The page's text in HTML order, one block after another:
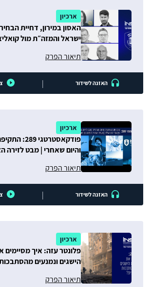
ארכיון
האסון במירון, דחיית
ישראל והמזה״ת מול
תיאור הפרק
האזנה לשידור |
ארכיון
פודקאסטרטגי
והיום שאחרי | מבט לזירה
תיאור הפרק
האזנה לשידור |
ארכיון
פלונטר עזה: איך
הישגים ונמנעים
תיאור הפרק